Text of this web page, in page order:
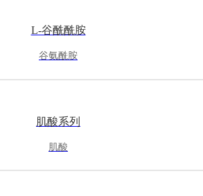
L-谷酰酰胺
谷氨酰胺
肌酸系列
肌酸